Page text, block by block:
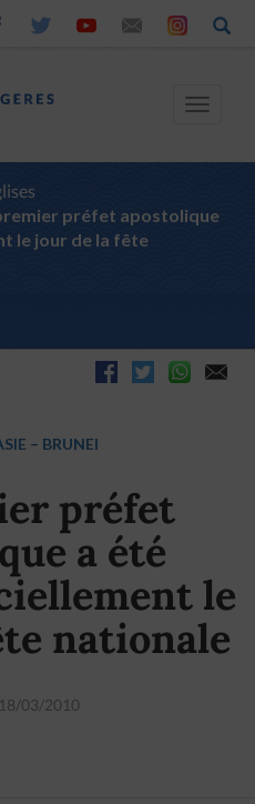
Toggle
préfet apostolique
le jour de la fête
– BRUNEI
préfet
a été
le
nationale
03/2010